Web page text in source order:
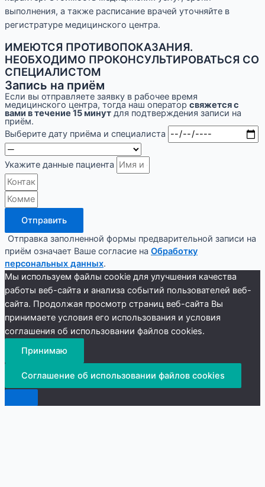
выполнения, а также расписание врачей уточняйте в
регистратуре медицинского центра.
ИМЕЮТСЯ ПРОТИВОПОКАЗАНИЯ.
НЕОБХОДИМО ПРОКОНСУЛЬТИРОВАТЬСЯ СО
СПЕЦИАЛИСТОМ
Запись на приём
Если вы отправляете заявку в рабочее время
медицинского центра, тогда наш оператор свяжется с
вами в течение 15 минут для подтверждения записи на
приём.
Выберите дату приёма и специалиста
Укажите данные пациента
Отправить
Отправка заполненной формы предварительной записи на
приём означает Ваше согласие на Обработку
персональных данных.
Мы используем файлы cookie для улучшения качества
работы веб-сайта и анализа событий пользователей веб-
сайта. Продолжая просмотр страниц веб-сайта Вы
принимаете условия его использования и условия
соглашения об использовании файлов cookies.
Принимаю
Соглашение об использовании файлов cookies